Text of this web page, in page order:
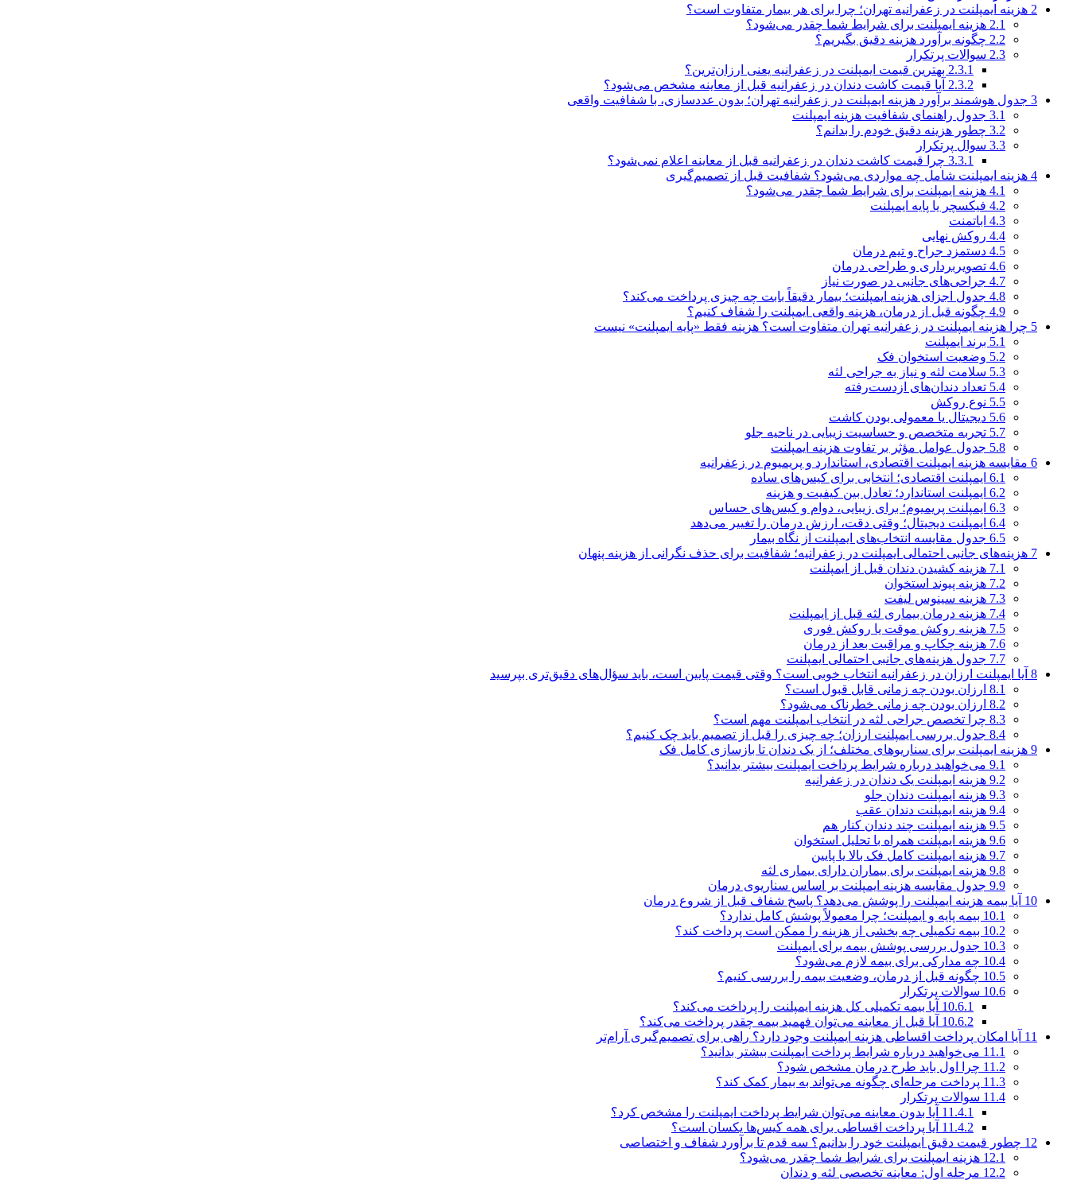
2 هزینه ایمپلنت در زعفرانیه تهران؛ چرا برای هر بیمار متفاوت است؟
2.1 هزینه ایمپلنت برای شرایط شما چقدر می‌شود؟
2.2 چگونه برآورد هزینه دقیق بگیریم؟
2.3 سوالات پرتکرار
2.3.1 بهترین قیمت ایمپلنت در زعفرانیه یعنی ارزان‌ترین؟
2.3.2 آیا قیمت کاشت دندان در زعفرانیه قبل از معاینه مشخص می‌شود؟
3 جدول هوشمند برآورد هزینه ایمپلنت در زعفرانیه تهران؛ بدون عددسازی، با شفافیت واقعی
3.1 جدول راهنمای شفافیت هزینه ایمپلنت
3.2 چطور هزینه دقیق خودم را بدانم؟
3.3 سوال پرتکرار
3.3.1 چرا قیمت کاشت دندان در زعفرانیه قبل از معاینه اعلام نمی‌شود؟
4 هزینه ایمپلنت شامل چه مواردی می‌شود؟ شفافیت قبل از تصمیم‌گیری
4.1 هزینه ایمپلنت برای شرایط شما چقدر می‌شود؟
4.2 فیکسچر یا پایه ایمپلنت
4.3 اباتمنت
4.4 روکش نهایی
4.5 دستمزد جراح و تیم درمان
4.6 تصویربرداری و طراحی درمان
4.7 جراحی‌های جانبی در صورت نیاز
4.8 جدول اجزای هزینه ایمپلنت؛ بیمار دقیقاً بابت چه چیزی پرداخت می‌کند؟
4.9 چگونه قبل از درمان، هزینه واقعی ایمپلنت را شفاف کنیم؟
5 چرا هزینه ایمپلنت در زعفرانیه تهران متفاوت است؟ هزینه فقط «پایه ایمپلنت» نیست
5.1 برند ایمپلنت
5.2 وضعیت استخوان فک
5.3 سلامت لثه و نیاز به جراحی لثه
5.4 تعداد دندان‌های ازدست‌رفته
5.5 نوع روکش
5.6 دیجیتال یا معمولی بودن کاشت
5.7 تجربه متخصص و حساسیت زیبایی در ناحیه جلو
5.8 جدول عوامل مؤثر بر تفاوت هزینه ایمپلنت
6 مقایسه هزینه ایمپلنت اقتصادی، استاندارد و پریمیوم در زعفرانیه
6.1 ایمپلنت اقتصادی؛ انتخابی برای کیس‌های ساده
6.2 ایمپلنت استاندارد؛ تعادل بین کیفیت و هزینه
6.3 ایمپلنت پریمیوم؛ برای زیبایی، دوام و کیس‌های حساس
6.4 ایمپلنت دیجیتال؛ وقتی دقت، ارزش درمان را تغییر می‌دهد
6.5 جدول مقایسه انتخاب‌های ایمپلنت از نگاه بیمار
7 هزینه‌های جانبی احتمالی ایمپلنت در زعفرانیه؛ شفافیت برای حذف نگرانی از هزینه پنهان
7.1 هزینه کشیدن دندان قبل از ایمپلنت
7.2 هزینه پیوند استخوان
7.3 هزینه سینوس لیفت
7.4 هزینه درمان بیماری لثه قبل از ایمپلنت
7.5 هزینه روکش موقت یا روکش فوری
7.6 هزینه چکاپ و مراقبت بعد از درمان
7.7 جدول هزینه‌های جانبی احتمالی ایمپلنت
8 آیا ایمپلنت ارزان در زعفرانیه انتخاب خوبی است؟ وقتی قیمت پایین است، باید سؤال‌های دقیق‌تری بپرسید
8.1 ارزان بودن چه زمانی قابل قبول است؟
8.2 ارزان بودن چه زمانی خطرناک می‌شود؟
8.3 چرا تخصص جراحی لثه در انتخاب ایمپلنت مهم است؟
8.4 جدول بررسی ایمپلنت ارزان؛ چه چیزی را قبل از تصمیم باید چک کنیم؟
9 هزینه ایمپلنت برای سناریوهای مختلف؛ از یک دندان تا بازسازی کامل فک
9.1 می‌خواهید درباره شرایط پرداخت ایمپلنت بیشتر بدانید؟
9.2 هزینه ایمپلنت یک دندان در زعفرانیه
9.3 هزینه ایمپلنت دندان جلو
9.4 هزینه ایمپلنت دندان عقب
9.5 هزینه ایمپلنت چند دندان کنار هم
9.6 هزینه ایمپلنت همراه با تحلیل استخوان
9.7 هزینه ایمپلنت کامل فک بالا یا پایین
9.8 هزینه ایمپلنت برای بیماران دارای بیماری لثه
9.9 جدول مقایسه هزینه ایمپلنت بر اساس سناریوی درمان
10 آیا بیمه هزینه ایمپلنت را پوشش می‌دهد؟ پاسخ شفاف قبل از شروع درمان
10.1 بیمه پایه و ایمپلنت؛ چرا معمولاً پوشش کامل ندارد؟
10.2 بیمه تکمیلی چه بخشی از هزینه را ممکن است پرداخت کند؟
10.3 جدول بررسی پوشش بیمه برای ایمپلنت
10.4 چه مدارکی برای بیمه لازم می‌شود؟
10.5 چگونه قبل از درمان، وضعیت بیمه را بررسی کنیم؟
10.6 سوالات پرتکرار
10.6.1 آیا بیمه تکمیلی کل هزینه ایمپلنت را پرداخت می‌کند؟
10.6.2 آیا قبل از معاینه می‌توان فهمید بیمه چقدر پرداخت می‌کند؟
11 آیا امکان پرداخت اقساطی هزینه ایمپلنت وجود دارد؟ راهی برای تصمیم‌گیری آرام‌تر
11.1 می‌خواهید درباره شرایط پرداخت ایمپلنت بیشتر بدانید؟
11.2 چرا اول باید طرح درمان مشخص شود؟
11.3 پرداخت مرحله‌ای چگونه می‌تواند به بیمار کمک کند؟
11.4 سوالات پرتکرار
11.4.1 آیا بدون معاینه می‌توان شرایط پرداخت ایمپلنت را مشخص کرد؟
11.4.2 آیا پرداخت اقساطی برای همه کیس‌ها یکسان است؟
12 چطور قیمت دقیق ایمپلنت خود را بدانیم؟ سه قدم تا برآورد شفاف و اختصاصی
12.1 هزینه ایمپلنت برای شرایط شما چقدر می‌شود؟
12.2 مرحله اول: معاینه تخصصی لثه و دندان